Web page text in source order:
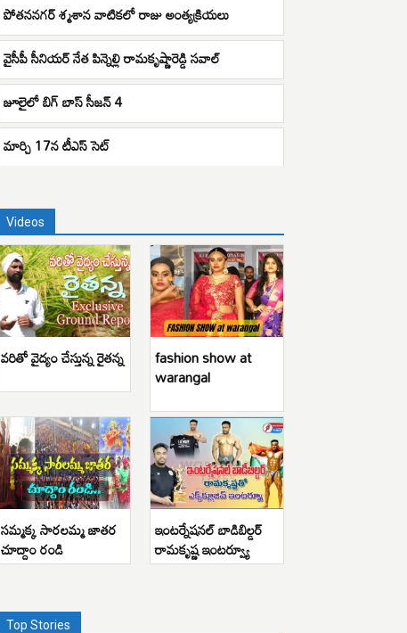
పోతననగర్ శ్మశాన వాటికలో రాజు అంత్యక్రియలు
వైసీపీ సీనియర్ నేత పిన్నెల్లి రామకృష్ణారెడ్డి సవాల్
జూలైలో బిగ్ బాస్ సీజన్ 4
మార్చి 17న టీఎస్ సెట్
Videos
వరితో వైద్యం చేస్తున్న రైతన్న fashion show at
warangal
సమ్మక్క సారలమ్మ జాతర
చూద్దాం రండి
ఇంటర్నేషనల్ బాడిబిల్డర్
రామకృష్ణ ఇంటర్వ్యూ
Top Stories